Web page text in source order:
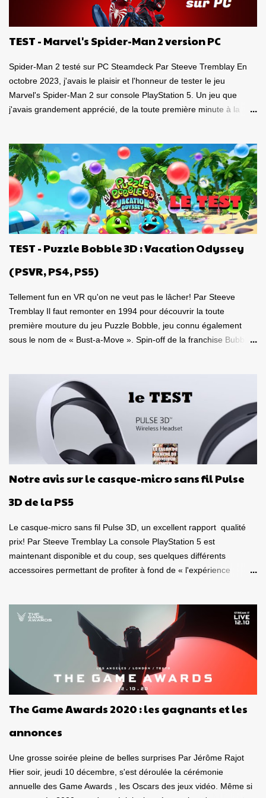
TEST - Marvel's Spider-Man 2 version PC
Spider-Man 2 testé sur PC Steamdeck Par Steeve Tremblay En
octobre 2023, j'avais le plaisir et l'honneur de tester le jeu
Marvel's Spider-Man 2 sur console PlayStation 5. Un jeu que
j'avais grandement apprécié, de la toute première minute à la
Pour revoir mon test, c'est par ici . Lorsque PlayStation Canada
nous a contacté il y a deux semaines pour faire le test de la
version PC, laquelle a vu le jour le 30 janvier dernier, je me suis
tout de suite dit : Ça serait génial d'y retourner, mais de façon
portable! Ouiiii, vous l'aurez deviné, je suis plongé dans le test de
Marvel's Spider-Man 2 PC sur la portable de Valve, ma
Steamdeck . Je me suis dit que puisque le premier volet, ainsi
que l'aventure Miles Morales sont approuvés 100% par Valve
pour la compatibilité St...
TEST - Puzzle Bobble 3D : Vacation Odyssey
(PSVR, PS4, PS5)
Tellement fun en VR qu'on ne veut pas le lâcher! Par Steeve
Tremblay Il faut remonter en 1994 pour découvrir la toute
première mouture du jeu Puzzle Bobble, jeu connu également
sous le nom de « Bust-a-Move ». Spin-off de la franchise Bubble
joueurs à travers le monde. Mais là, la franchise vient d'atteindre
un sommet, de prendre une tangente inattendue, soit celle de la
réalité virtuelle! Oui, Puzzle Bobble 3D: Vacation Odyssey peut se
jouer de façon classique sur un téléviseur, mais il peut également
se jouer en VR sur une console de Sony! C'est d'ailleurs sur une
version PlayStation VR à laquelle je me suis attardé. Un jeu de
toute nouvelle itération est évidemment comme tous les autres
jeu de la franchise, soit de regrouper au minimum trois billes de
Notre avis sur le casque-micro sans fil Pulse
3D de la PS5
Le casque-micro sans fil Pulse 3D, un excellent rapport qualité
prix! Par Steeve Tremblay La console PlayStation 5 est
maintenant disponible et du coup, ses quelques différents
accessoires permettant de profiter à fond de « l'expérience
télécommande multimédia , deux appareils destinés à la
PlayStation 5 . Est-ce de bons produits? La qualité est-elle au
rendez-vous? Ça vaut le coup? Voici tout d'abord mon avis sur le
casque-micro sans fil Pulse 3D. Dans un autre article qui paraîtra
dans les prochains jours, je vous donnerai mon avis sur la
télécommande. Caque-micro sans fil Pulse 3D Le casque est plus
look , entièrement vêtu de noir et de blanc. Son poids est bon,
The Game Awards 2020 : les gagnants et les
annonces
Une grosse soirée pleine de belles surprises Par Jérôme Rajot
Hier soir, jeudi 10 décembre, s'est déroulée la cérémonie
annuelle des Game Awards , les Oscars des jeux vidéo. Même si